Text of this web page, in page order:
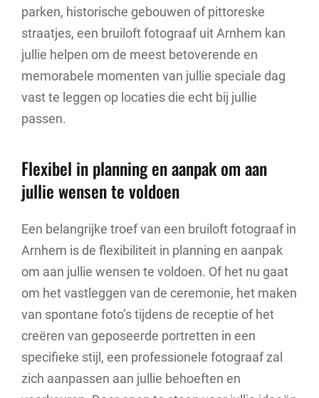
parken, historische gebouwen of pittoreske
straatjes, een bruiloft fotograaf uit Arnhem kan
jullie helpen om de meest betoverende en
memorabele momenten van jullie speciale dag
vast te leggen op locaties die echt bij jullie
passen.
Flexibel in planning en aanpak om aan
jullie wensen te voldoen
Een belangrijke troef van een bruiloft fotograaf in
Arnhem is de flexibiliteit in planning en aanpak
om aan jullie wensen te voldoen. Of het nu gaat
om het vastleggen van de ceremonie, het maken
van spontane foto’s tijdens de receptie of het
creëren van geposeerde portretten in een
specifieke stijl, een professionele fotograaf zal
zich aanpassen aan jullie behoeften en